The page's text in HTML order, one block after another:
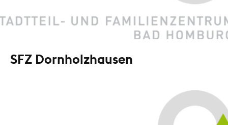
SFZ Dornholzhausen